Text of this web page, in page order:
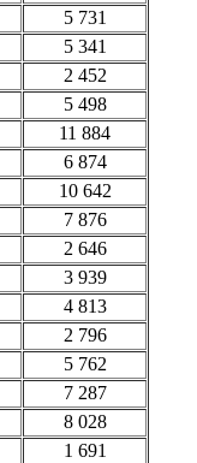
5 731
5 341
2 452
5 498
11 884
6 874
10 642
7 876
2 646
3 939
4 813
2 796
5 762
7 287
8 028
1 691